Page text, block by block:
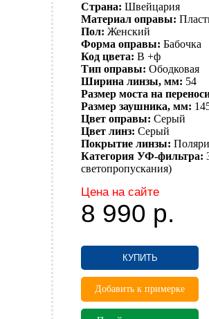
Страна: Швейцария
Материал оправы:
Пол: Женский
Форма оправы: Бабочка
Код цвета: B +ф
Тип оправы: Ободковая
Ширина линзы, мм: 54
Размер моста на
Размер заушника, мм:
Цвет оправы: Серый
Цвет линз: Серый
Покрытие линзы:
Категория УФ-фильтра:
светопропускания)
Цена на сайте
8 990 р.
КУПИТЬ
Добавить к примерке